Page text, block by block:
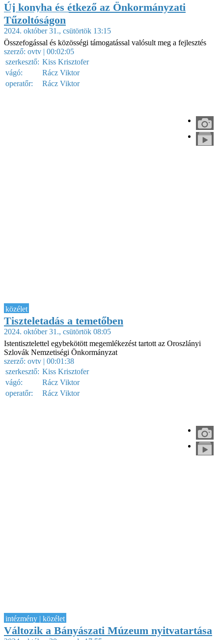
Új konyha és étkező az Önkormányzati
Tűzoltóságon
2024. október 31., csütörtök 13:15
Összefogással és közösségi támogatással valósult meg a fejlesztés
szerző: ovtv | 00:02:05
szerkesztő: Kiss Krisztofer
vágó:
Rácz Viktor
operatőr:
Rácz Viktor
közélet
Tiszteletadás a temetőben
2024. október 31., csütörtök 08:05
Istentisztelettel egybekötött megemlékezést tartott az Oroszlányi
Szlovák Nemzetiségi Önkormányzat
szerző: ovtv | 00:01:38
szerkesztő: Kiss Krisztofer
vágó:
Rácz Viktor
operatőr:
Rácz Viktor
intézmény | közélet
Változik a Bányászati Múzeum nyitvatartása